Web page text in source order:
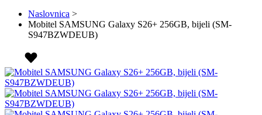
Naslovnica >
Mobitel SAMSUNG Galaxy S26+ 256GB, bijeli (SM-
S947BZWDEUB)